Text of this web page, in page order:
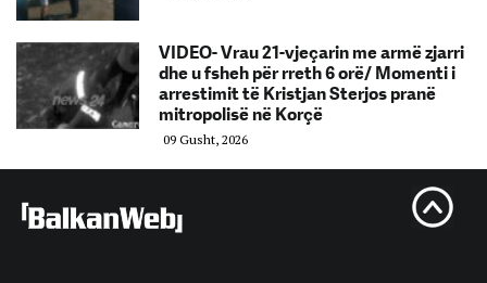
VIDEO- Vrau 21-vjeçarin me armë zjarri
dhe u fsheh për rreth 6 orë/ Momenti i
arrestimit të Kristjan Sterjos pranë
mitropolisë në Korçë
09 Gusht, 2026